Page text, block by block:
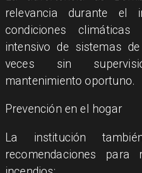
relevancia durante el
condiciones
intensivo de sistemas
veces sin
mantenimiento oportuno.
​Prevención en el hogar
​La institución
recomendaciones